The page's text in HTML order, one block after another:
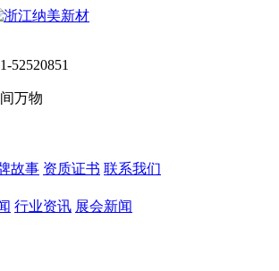
52520851
万物
故事 资质证书 联系我们
行业资讯 展会新闻